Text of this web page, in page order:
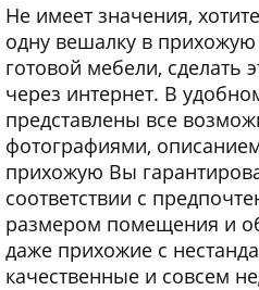
Не имеет значения,
одну вешалку в
готовой мебели, сделать
через интернет. В
представлены все
фотографиями,
прихожую Вы
соответствии с
размером помещения и
даже прихожие с
качественные и совсем